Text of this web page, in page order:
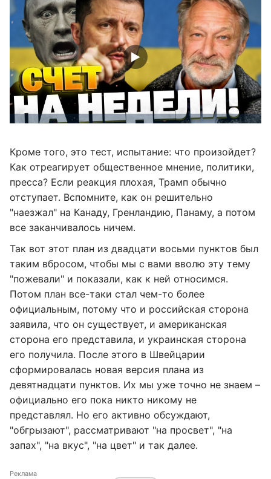
Кроме того, это тест, испытание: что произойдет?
Как отреагирует общественное мнение, политики,
пресса? Если реакция плохая, Трамп обычно
отступает. Вспомните, как он решительно
"наезжал" на Канаду, Гренландию, Панаму, а потом
все заканчивалось ничем.
Так вот этот план из двадцати восьми пунктов был
таким вбросом, чтобы мы с вами вволю эту тему
"пожевали" и показали, как к ней относимся.
Потом план все-таки стал чем-то более
официальным, потому что и российская сторона
заявила, что он существует, и американская
сторона его представила, и украинская сторона
его получила. После этого в Швейцарии
сформировалась новая версия плана из
девятнадцати пунктов. Их мы уже точно не знаем –
официально его пока никто никому не
представлял. Но его активно обсуждают,
"обгрызают", рассматривают "на просвет", "на
запах", "на вкус", "на цвет" и так далее.
Реклама